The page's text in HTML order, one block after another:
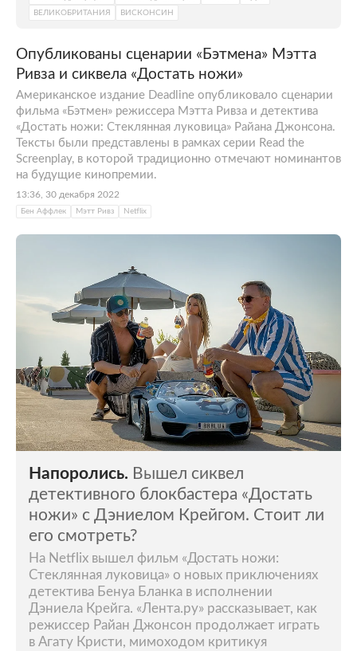
ВЕЛИКОБРИТАНИЯ
ВИСКОНСИН
Опубликованы сценарии «Бэтмена» Мэтта
Ривза и сиквела «Достать ножи»
Американское издание Deadline опубликовало сценарии
фильма «Бэтмен» режиссера Мэтта Ривза и детектива
«Достать ножи: Стеклянная луковица» Райана Джонсона.
Тексты были представлены в рамках серии Read the
Screenplay, в которой традиционно отмечают номинантов
на будущие кинопремии.
13:36, 30 декабря 2022
Бен Аффлек Мэтт Ривз Netflix
Напоролись. Вышел сиквел
детективного блокбастера «Достать
ножи» с Дэниелом Крейгом. Стоит ли
его смотреть?
На Netflix вышел фильм «Достать ножи:
Стеклянная луковица» о новых приключениях
детектива Бенуа Бланка в исполнении
Дэниела Крейга. «Лента.ру» рассказывает, как
режиссер Райан Джонсон продолжает играть
в Агату Кристи, мимоходом критикуя